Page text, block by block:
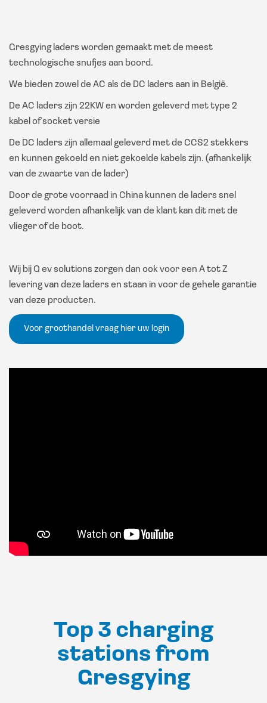
Gresgying laders worden gemaakt met de meest
technologische snufjes aan boord.
We bieden zowel de AC als de DC laders aan in België.
De AC laders zijn 22KW en worden geleverd met type 2
kabel of socket versie
De DC laders zijn allemaal geleverd met de CCS2 stekkers
en kunnen gekoeld en niet gekoelde kabels zijn. (afhankelijk
van de zwaarte van de lader)
Door de grote voorraad in China kunnen de laders snel
geleverd worden afhankelijk van de klant kan dit met de
vlieger of de boot.
Wij bij Q ev solutions zorgen dan ook voor een A tot Z
levering van deze laders en staan in voor de gehele garantie
van deze producten.
Voor groothandel vraag hier uw login
Top 3 charging
stations from
Gresgying